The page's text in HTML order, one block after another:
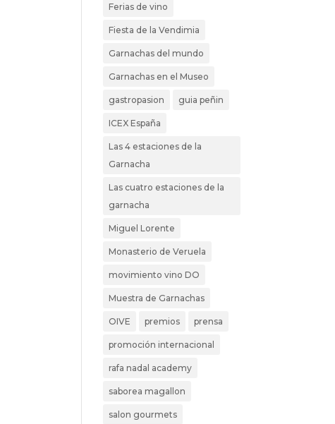
Ferias de vino
Fiesta de la Vendimia
Garnachas del mundo
Garnachas en el Museo
gastropasion guia peñin
ICEX España
Las 4 estaciones de la
Garnacha
Las cuatro estaciones de la
garnacha
Miguel Lorente
Monasterio de Veruela
movimiento vino DO
Muestra de Garnachas
OIVE premios prensa
promoción internacional
rafa nadal academy
saborea magallon
salon gourmets